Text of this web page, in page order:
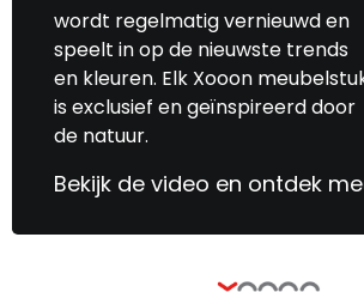
wordt regelmatig vernieuwd en
speelt in op de nieuwste trends
en kleuren. Elk Xooon
is exclusief en geïnspireerd door
de natuur.
Bekijk de video en ontdek